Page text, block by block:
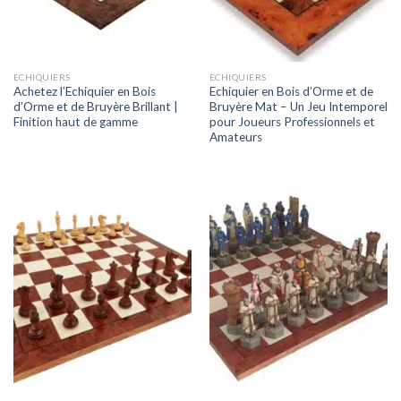
ECHIQUIERS
Achetez l’Echiquier en Bois
d’Orme et de Bruyère Brillant |
Finition haut de gamme
ECHIQUIERS
Echiquier en Bois d’Orme et de
Bruyère Mat – Un Jeu Intemporel
pour Joueurs Professionnels et
Amateurs